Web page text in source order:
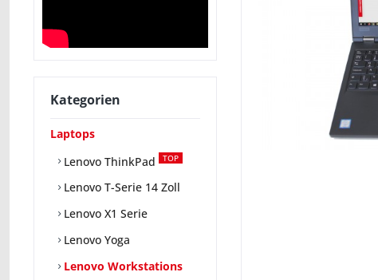
Kategorien
Laptops
Lenovo ThinkPad
TOP
Lenovo T-Serie 14 Zoll
Lenovo X1 Serie
Lenovo Yoga
Lenovo Workstations